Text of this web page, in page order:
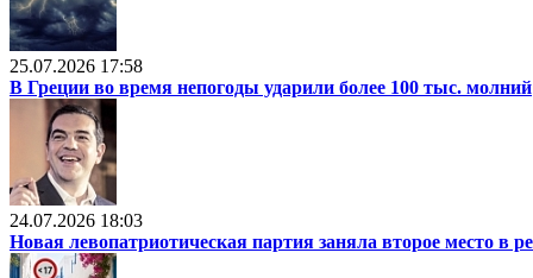
25.07.2026 17:58
В Греции во время непогоды ударили более 100 тыс. молний
24.07.2026 18:03
Новая левопатриотическая партия заняла второе место в